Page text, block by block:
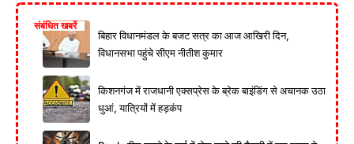
संबंधित खबरें
बिहार विधानमंडल के बजट सत्र का आज आखिरी दिन,
विधानसभा पहुंचे सीएम नीतीश कुमार
किशनगंज में राजधानी एक्सप्रेस के ब्रेक बाइंडिंग से अचानक उठा
धुआं, यात्रियों में हड़कंप